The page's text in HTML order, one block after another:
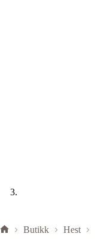
Butikk Hest